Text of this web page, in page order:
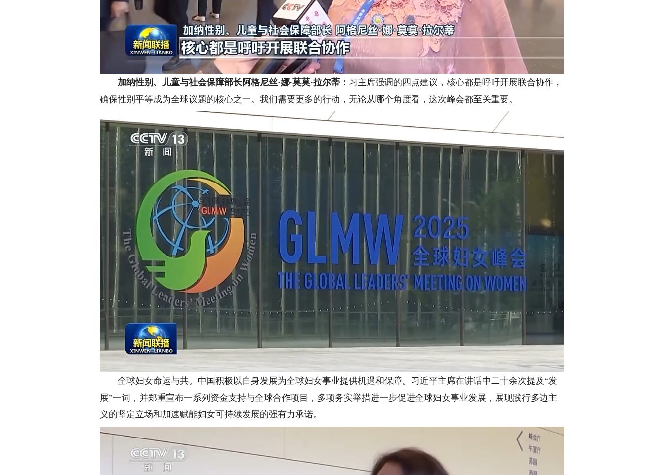
加纳性别、儿童与社会保障部长阿格尼丝·娜·莫莫·拉尔蒂： 习主席强调的四点建议，核心都是呼吁开展联合协作，
确保性别平等成为全球议题的核心之一。我们需要更多的行动，无论从哪个角度看，这次峰会都至关重要。
全球妇女命运与共。中国积极以自身发展为全球妇女事业提供机遇和保障。习近平主席在讲话中二十余次提及“发
展”一词，并郑重宣布一系列资金支持与全球合作项目，多项务实举措进一步促进全球妇女事业发展，展现践行多边主
义的坚定立场和加速赋能妇女可持续发展的强有力承诺。